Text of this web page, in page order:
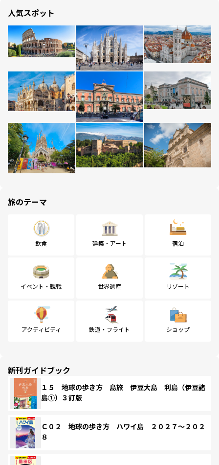
人気スポット
旅のテーマ
飲食 建築・アート 宿泊
イベント・観戦 世界遺産 リゾート
アクティビティ 鉄道・フライト ショップ
新刊ガイドブック
１５ 地球の歩き方 島旅 伊豆大島 利島（伊豆諸
島①）３訂版
Ｃ０２ 地球の歩き方 ハワイ島 ２０２７～２０２
８